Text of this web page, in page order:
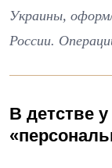
Украины,
России.
В детстве